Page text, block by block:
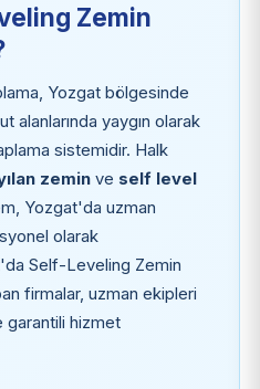
Zemin
Yozgat bölgesinde
alanlarında yaygın olarak
sistemidir. Halk
zeminve self level
Yozgat'da uzman
olarak
Self-Leveling Zemin
firmalar, uzman ekipleri
garantili hizmet